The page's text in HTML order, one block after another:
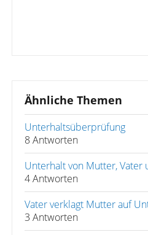
Ähnliche Themen
Unterhaltsüberprüfung
8 Antworten
Unterhalt von Mutter, Vater
4 Antworten
Vater verklagt Mutter auf
3 Antworten